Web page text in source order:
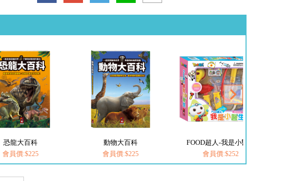
恐龍大百科
會員價:$225
動物大百科
會員價:$225
FOOD超人-我是小醫生
會員價:$252